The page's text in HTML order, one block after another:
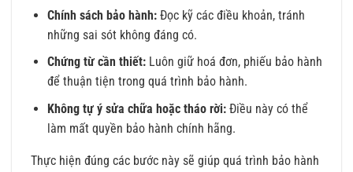
Chính sách bảo hành:Đọc kỹ các điều khoản, tránh
những sai sót không đáng có.
Chứng từ cần thiết:Luôn giữ hoá đơn, phiếu bảo hành
để thuận tiện trong quá trình bảo hành.
Không tự ý sửa chữa hoặc tháo rời:Điều này có thể
làm mất quyền bảo hành chính hãng.
Thực hiện đúng các bước này sẽ giúp quá trình bảo hành